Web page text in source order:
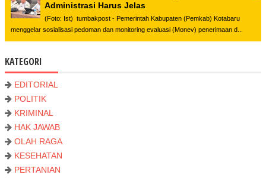
Administrasi Harus Jelas
(Foto: Ist) tumbakpost - Pemerintah Kabupaten (Pemkab) Kotabaru
menggelar sosialisasi pedoman dan monitoring evaluasi (Monev) penerimaan d...
KATEGORI
EDITORIAL
POLITIK
KRIMINAL
HAK JAWAB
OLAH RAGA
KESEHATAN
PERTANIAN